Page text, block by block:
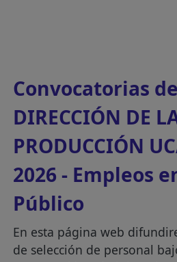
Convocatorias
DIRECCIÓN DE
PRODUCCIÓN
2026 - Empleos
Público
En esta página web
de selección de personal